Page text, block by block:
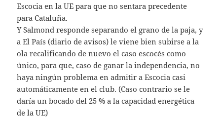
Escocia en la UE para que no sentara precedente
para Cataluña.
Y Salmond responde separando el grano de la paja, y
a El País (diario de avisos) le viene bien subirse a la
ola recalificando de nuevo el caso escocés como
único, para que, caso de ganar la independencia, no
haya ningún problema en admitir a Escocia casi
automáticamente en el club. (Caso contrario se le
daría un bocado del 25 % a la capacidad energética
de la UE)